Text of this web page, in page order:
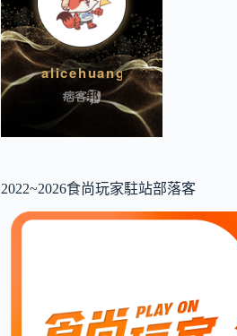
2022~2026食尚玩家駐站部落客